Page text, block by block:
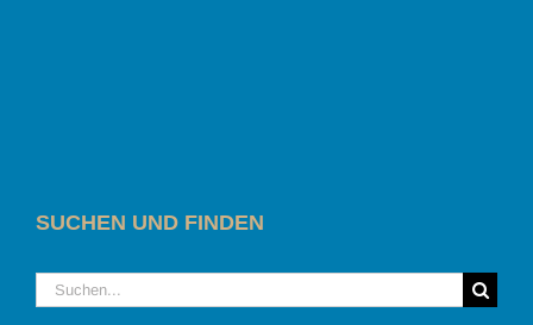
SUCHEN UND FINDEN
Suche
nach: